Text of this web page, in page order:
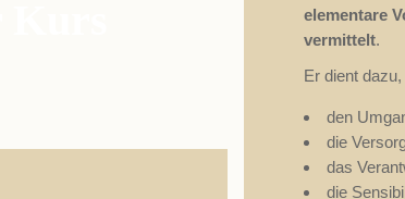
Erfahrungen im Reiten
elementare
vermittelt.
Er dient
den
die
das
die